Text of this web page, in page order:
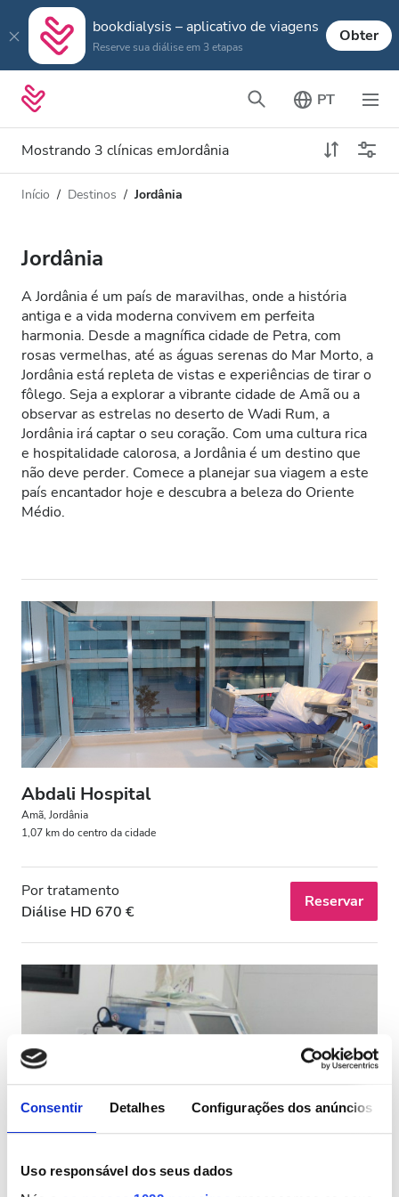
Consentir Detalhes Configurações dos anúncios
Uso responsável dos seus dados
bookdialysis – aplicativo de viagens
Reserve sua diálise em 3 etapas
Obter
PT
Mostrando 3 clínicas emJordânia
Tipo de Diálise
Todas Diálise
Diálise HDF
Aceita
Pacientes com HIV
Pacientes com Hepatite B
Pacientes com Hepatite C
Instalações
Refeições
Wi-Fi Gratuito
Ecrãs de televisão
Estacionamento Grátis
0-100 EUR
200 - 300 EUR
300+ EUR
Manhã
Tarde
Distância
Preço
Início Destinos Jordânia
Jordânia
A Jordânia é um país de maravilhas, onde a história
antiga e a vida moderna convivem em perfeita
harmonia. Desde a magnífica cidade de Petra, com
rosas vermelhas, até as águas serenas do Mar Morto, a
Jordânia está repleta de vistas e experiências de tirar o
fôlego. Seja a explorar a vibrante cidade de Amã ou a
observar as estrelas no deserto de Wadi Rum, a
Jordânia irá captar o seu coração. Com uma cultura rica
e hospitalidade calorosa, a Jordânia é um destino que
não deve perder. Comece a planejar sua viagem a este
país encantador hoje e descubra a beleza do Oriente
Médio.
Abdali Hospital
Amã, Jordânia
1,07 km do centro da cidade
Por tratamento
Diálise HD 670 €
Reservar
Hospital)